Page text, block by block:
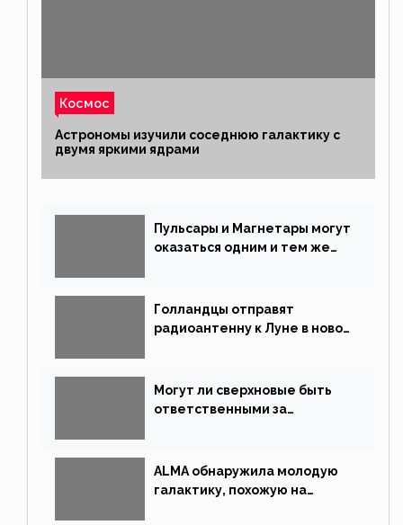
Космос
Астрономы изучили соседнюю галактику с
двумя яркими ядрами
Пульсары и Магнетары могут
оказаться одним и тем же
Голландцы отправят
радиоантенну к Луне в новой
Могут ли сверхновые быть
ответственными за
ALMA обнаружила молодую
галактику, похожую на